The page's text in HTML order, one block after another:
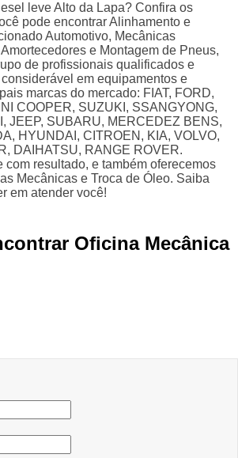
leve Alto da Lapa? Confira os
pode encontrar Alinhamento e
Automotivo, Mecânicas
e Montagem de Pneus,
de profissionais qualificados e
em equipamentos e
marcas do mercado: FIAT, FORD,
COOPER, SUZUKI, SSANGYONG,
JEEP, SUBARU, MERCEDEZ BENS,
HYUNDAI, CITROEN, KIA, VOLVO,
DAIHATSU, RANGE ROVER.
resultado, e também oferecemos
Mecânicas e Troca de Óleo. Saiba
em atender você!
Oficina Mecânica